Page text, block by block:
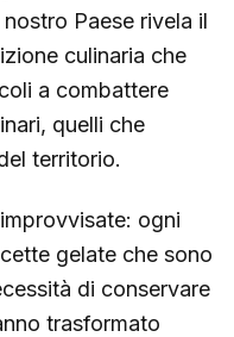
Paese rivela il
culinaria che
a combattere
quelli che
territorio.
ogni
gelate che sono
di conservare
trasformato